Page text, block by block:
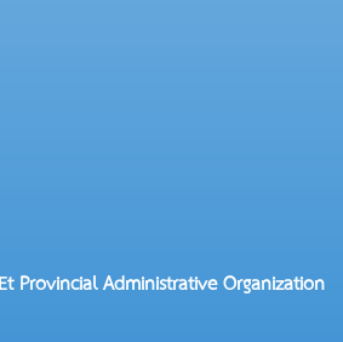
Provincial Administrative Organization